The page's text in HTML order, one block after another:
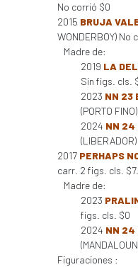
No corrió $0
2015 BRUJA
WONDERBOY) No
Madre de:
2019 LA
Sin figs. cls.
2023 NN 23
(PORTO
2024 NN 24
2017 PERHAPS
carr. 2 figs. cls.
Madre de:
2023
figs. cls. $0
2024 NN 24
Figuraciones :